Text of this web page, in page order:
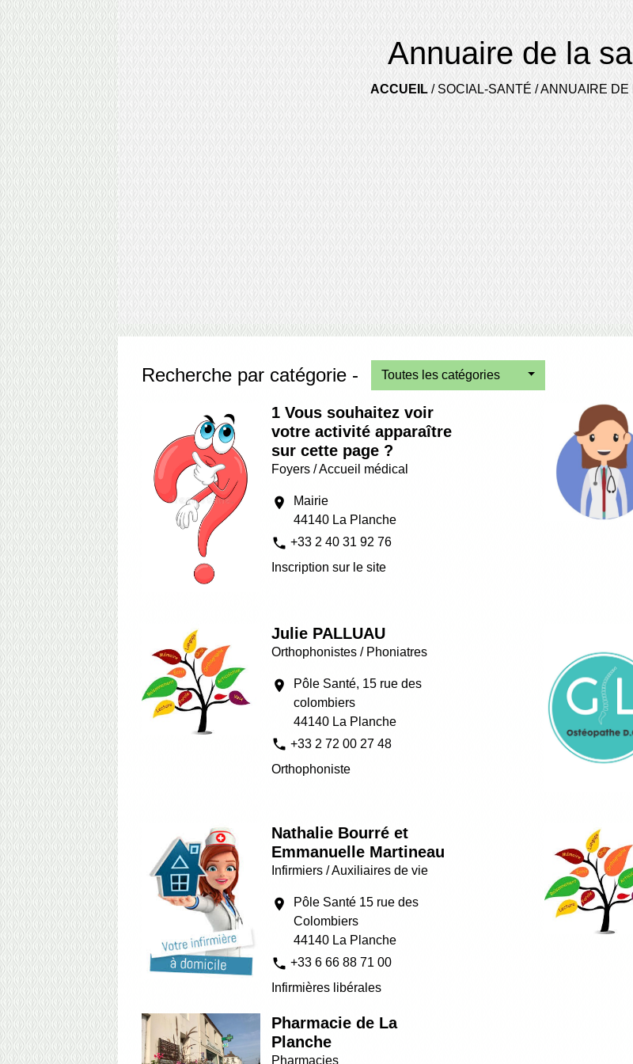
Annuaire de la
ACCUEIL/ SOCIAL-SANTÉ /ANNUAIRE DE
Recherche par catégorie - Toutes les catégories
1 Vous souhaitez voir
votre activité apparaître
sur cette page ?
Foyers / Accueil médical
location_on
Mairie
44140 La Planche
phone +33 2 40 31 92 76
Inscription sur le site
Julie PALLUAU
Orthophonistes / Phoniatres
location_on
Pôle Santé, 15 rue des
colombiers
44140 La Planche
phone +33 2 72 00 27 48
Orthophoniste
Nathalie Bourré et
Emmanuelle Martineau
Infirmiers / Auxiliaires de vie
location_on
Pôle Santé 15 rue des
Colombiers
44140 La Planche
phone +33 6 66 88 71 00
Infirmières libérales
Pharmacie de La
Planche
Pharmacies